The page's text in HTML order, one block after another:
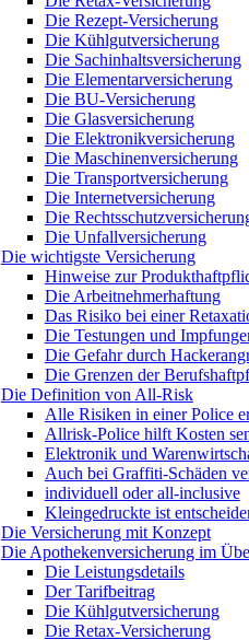
Die Rezept-Versicherung
Die Kühlgutversicherung
Die Sachinhaltsversicherung
Die Elementarversicherung
Die BU-Versicherung
Die Glasversicherung
Die Elektronikversicherung
Die Maschinenversicherung
Die Transportversicherung
Die Internetversicherung
Die
Die Unfallversicherung
Die wichtigste Versicherung
Hinweise zur
Die Arbeitnehmerhaftung
Das Risiko bei einer
Die Testungen und
Die Gefahr durch
Die Grenzen der
Die Definition von All-Risk
Alle Risiken in einer Police
Allrisk-Police hilft Kosten
Elektronik und
Auch bei Graffiti-Schäden
individuell oder all-inclusive
Kleingedruckte ist
Die Versicherung mit Konzept
Die Apothekenversicherung im
Die Leistungsdetails
Der Tarifbeitrag
Die Kühlgutversicherung
Die Retax-Versicherung